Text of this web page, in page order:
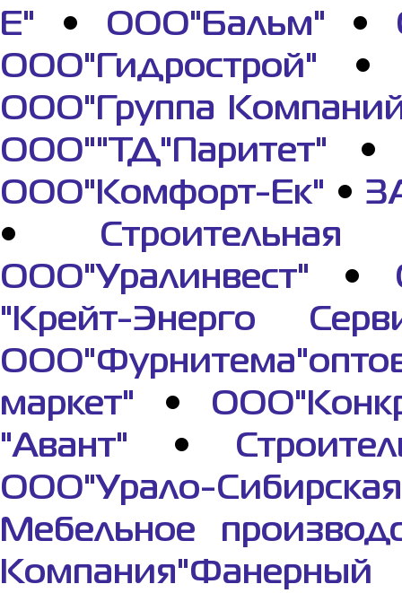
Е" • ООО"Бальм" •
ООО"Гидрострой"
ООО"Группа
ООО""ТД"Паритет"
ООО"Комфорт-Ек" •
• Строительная
ООО"Уралинвест" •
"Крейт-Энерго
маркет" •
"Авант" •
ООО"Урало-
Мебельное